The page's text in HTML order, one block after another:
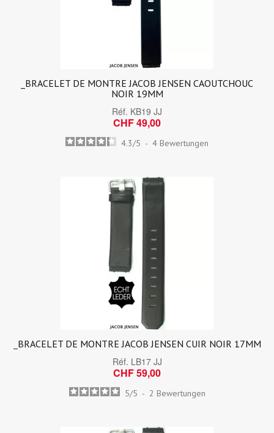
_BRACELET DE MONTRE JACOB JENSEN CAOUTCHOUC
NOIR 19MM
Réf. KB19 JJ
CHF 49,00
4.3/5 - 4 Bewertungen
_BRACELET DE MONTRE JACOB JENSEN CUIR NOIR 17MM
Réf. LB17 JJ
CHF 59,00
5/5 - 2 Bewertungen